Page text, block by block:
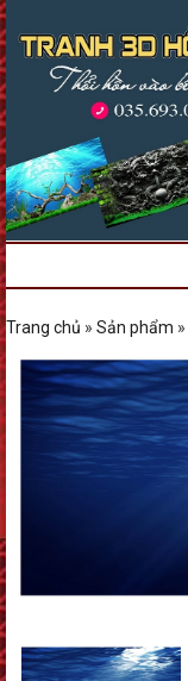
Trang chủ » Sản phẩm »